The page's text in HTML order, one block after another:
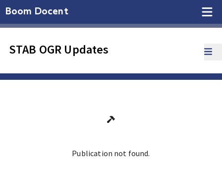
Boom Docent
STAB OGR Updates
Publication not found.